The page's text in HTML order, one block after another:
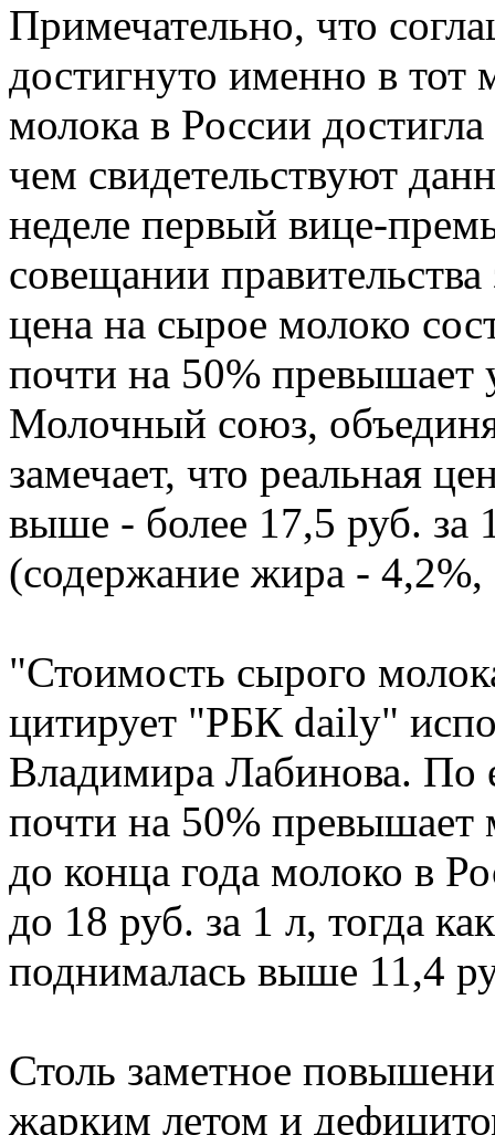
Примечательно, что
достигнуто именно в тот
молока в России
чем свидетельствуют
неделе первый вице-
совещании
цена на сырое молоко
почти на 50% превышает
Молочный союз,
замечает, что реальная
выше - более 17,5 руб. за
(содержание жира - 4,2%,
"Стоимость сырого
цитирует "РБК daily"
Владимира Лабинова. По
почти на 50% превышает
до конца года молоко в
до 18 руб. за 1 л, тогда
поднималась выше 11,4
Столь заметное
жарким летом и